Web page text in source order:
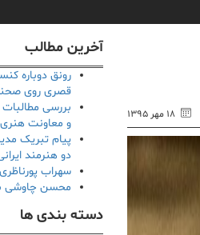
۱۸ مهر ۱۳۹۵
آخرین مطالب
رونق دوباره
قصری روی
بررسی
و معاونت هنری
پیام تبریک
دو هنرمند
سهراب
محسن چاوشی
دسته بندی ها